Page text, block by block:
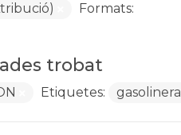
trobat
Formats:
Etiquetes: gasolinera